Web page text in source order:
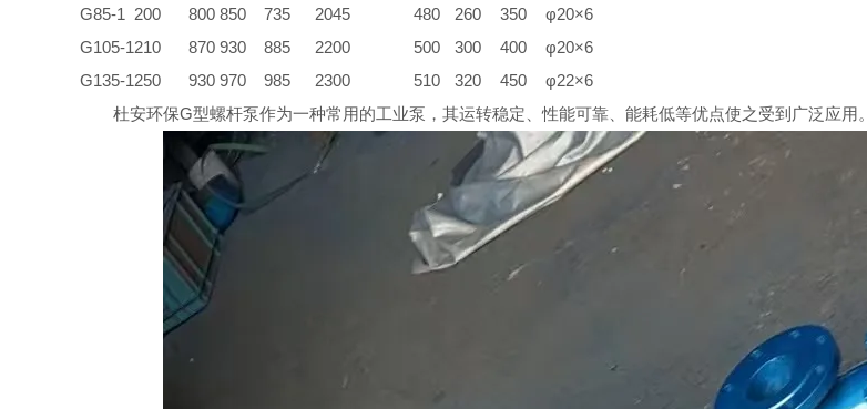
G85-1
200 800 850 735 2045 480 260 350
φ20×6
G105-1210 870 930 885 2200 500 300 400
φ20×6
G135-1250 930 970 985 2300 510 320 450
φ22×6
杜安环保G型螺杆泵作为一种常用的工业泵，其运转稳定、性能可靠、能耗低等优点使之受到广泛应用。